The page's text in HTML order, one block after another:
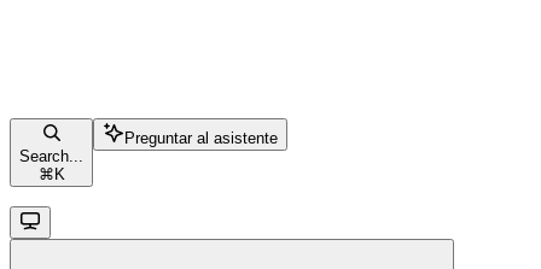
Search...
⌘ K
Preguntar al asistente